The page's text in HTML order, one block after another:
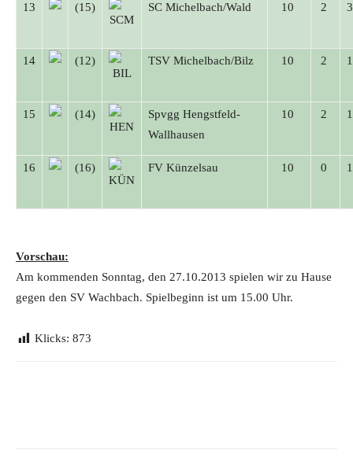
13 (15) SC Michelbach/Wald 10 2
14 (12) TSV Michelbach/Bilz 10 2
15 (14)
Spvgg Hengstfeld-
Wallhausen
10 2
16 (16) FV Künzelsau 10 0
Vorschau:
Am kommenden Sonntag, den 27.10.2013 spielen wir zu Hause
gegen den SV Wachbach. Spielbeginn ist um 15.00 Uhr.
Klicks: 873